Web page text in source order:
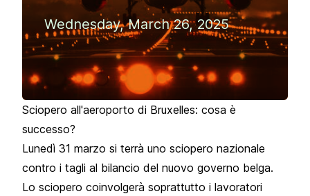
Wednesday, March 26, 2025
Sciopero all'aeroporto di Bruxelles: cosa è
successo?
Lunedì 31 marzo si terrà uno sciopero nazionale
contro i tagli al bilancio del nuovo governo belga.
Lo sciopero coinvolgerà soprattutto i lavoratori